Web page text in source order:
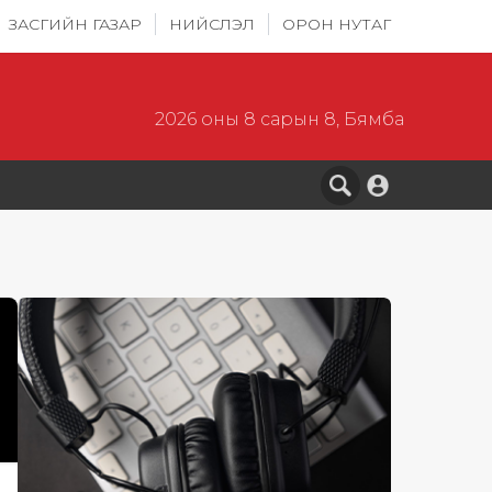
ЗАСГИЙН ГАЗАР НИЙСЛЭЛ ОРОН НУТАГ
2026 оны 8 сарын 8, Бямба